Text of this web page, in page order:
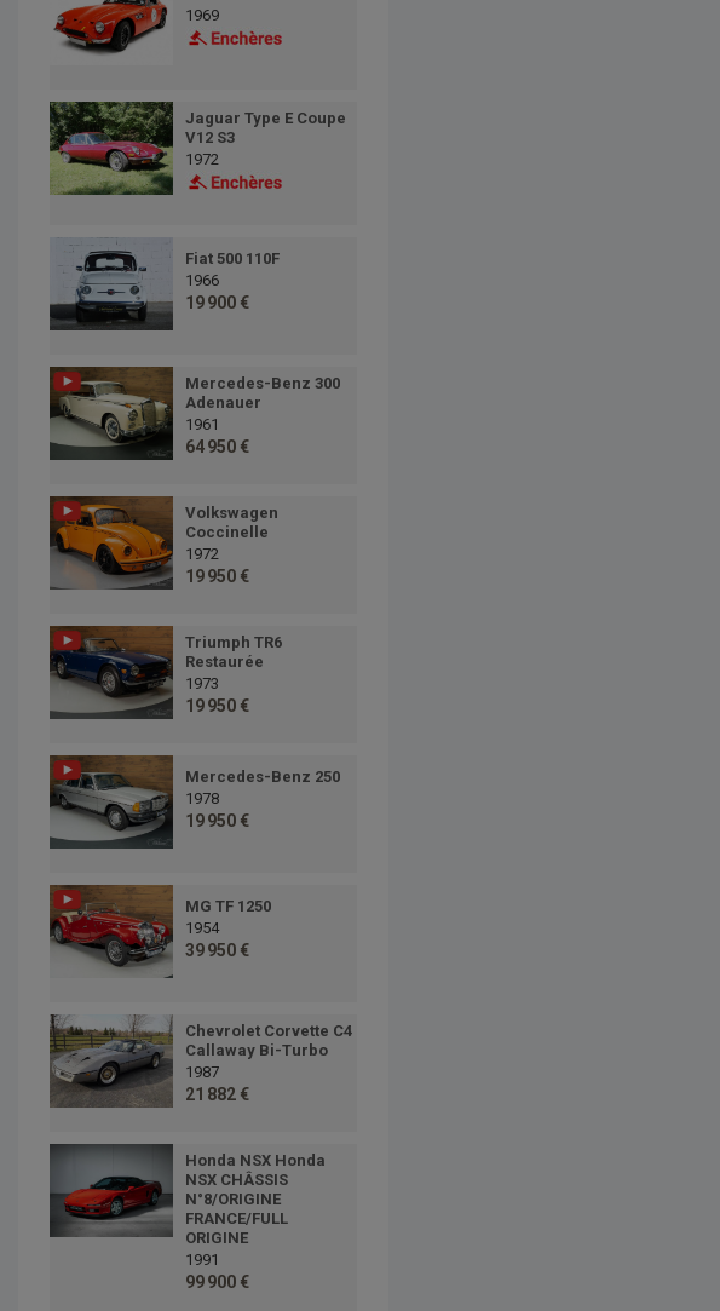
1969
Jaguar Type E Coupe
V12 S3
1972
Fiat 500 110F
1966
19 900 €
Mercedes-Benz 300
Adenauer
1961
64 950 €
Volkswagen
Coccinelle
1972
19 950 €
Triumph TR6
Restaurée
1973
19 950 €
Mercedes-Benz 250
1978
19 950 €
MG TF 1250
1954
39 950 €
Chevrolet Corvette C4
Callaway Bi-Turbo
1987
21 882 €
Honda NSX Honda
NSX CHÂSSIS
N°8/ORIGINE
FRANCE/FULL
ORIGINE
1991
99 900 €